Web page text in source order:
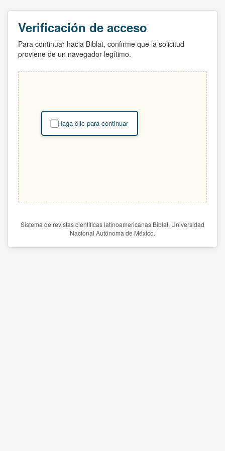
Verificación de acceso
Para continuar hacia Biblat, confirme que la solicitud
proviene de un navegador legítimo.
Haga clic para continuar
Sistema de revistas científicas latinoamericanas Biblat. Universidad
Nacional Autónoma de México.